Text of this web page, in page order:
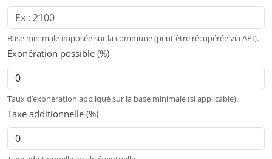
Base minimale imposée sur la commune (peut être récupérée via API).
Exonération possible (%)
Taux d’exonération appliqué sur la base minimale (si applicable).
Taxe additionnelle (%)